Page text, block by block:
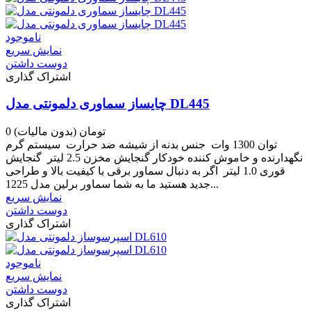
ناموجود
نمایش سریع
دوست داشتن
اشتراک گذاری
چایساز سماوری دلمونتی مدل DL445
0 تومان (بدون مالیات)
توان 1300 وات جنس بدنه از شیشه ضد حرارت سیستم گرم
نگهدارنده و خاموش کننده خودکار گنجایش مخزن 2.5 لیتر گنجایش
قوری 1.0 لیتر اگر به دنبال سماور برقی با کیفیت بالا و طراحی
جدید هستید ما به شما سماور برلین مدل 1225...
نمایش سریع
دوست داشتن
اشتراک گذاری
ناموجود
نمایش سریع
دوست داشتن
اشتراک گذاری